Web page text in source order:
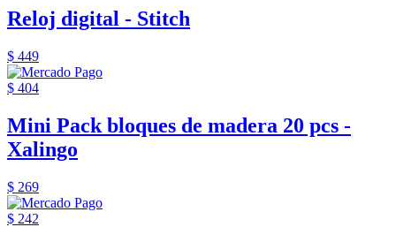
Reloj digital - Stitch
$ 449
$ 404
Mini Pack bloques de madera 20 pcs -
Xalingo
$ 269
$ 242